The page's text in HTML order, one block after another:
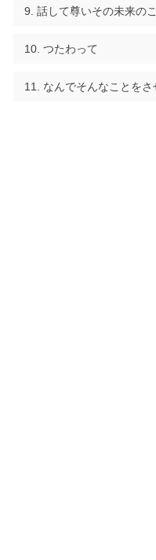
話して尊いその未来の
つたわって
なんでそんなことをさ